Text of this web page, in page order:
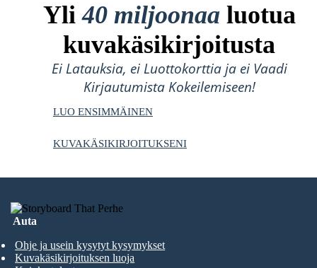
Yli40 miljoonaa luotua
kuvakäsikirjoitusta
Ei Latauksia, ei Luottokorttia ja ei Vaadi
Kirjautumista Kokeilemiseen!
LUO ENSIMMÄINEN
KUVAKÄSIKIRJOITUKSENI
Auta
Ohje ja usein kysytyt kysymykset
Kuvakäsikirjoituksen luoja